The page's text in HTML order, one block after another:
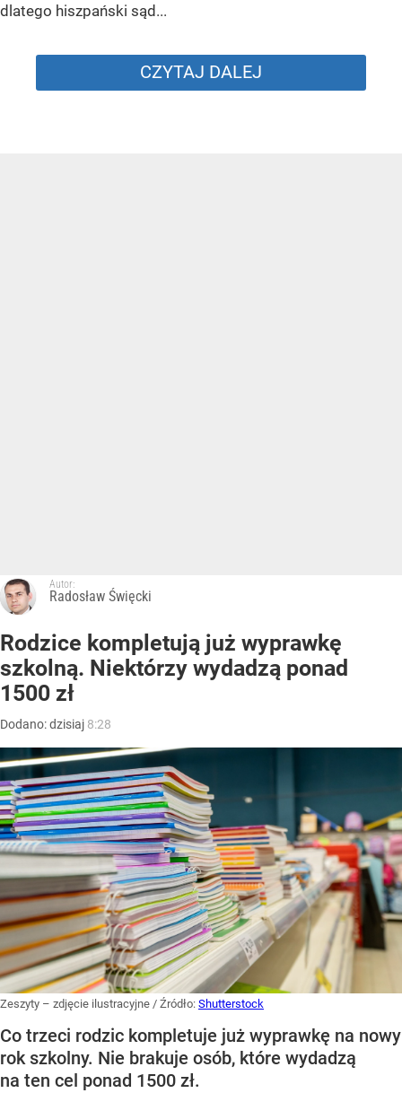
dlatego hiszpański sąd...
CZYTAJ DALEJ
Autor:
Radosław Święcki
Rodzice kompletują już wyprawkę
szkolną. Niektórzy wydadzą ponad
1500 zł
Dodano:dzisiaj 8:28
Zeszyty – zdjęcie ilustracyjne / Źródło: Shutterstock
Co trzeci rodzic kompletuje już wyprawkę na nowy
rok szkolny. Nie brakuje osób, które wydadzą
na ten cel ponad 1500 zł.